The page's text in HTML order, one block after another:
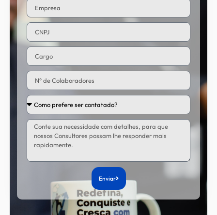
Enviar